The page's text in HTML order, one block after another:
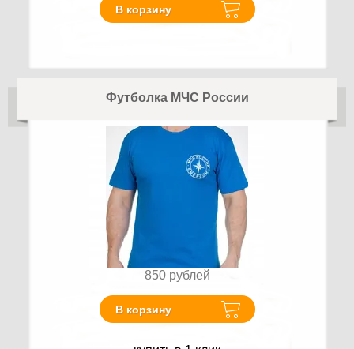
В корзину
Футболка МЧС России
850 рублей
В корзину